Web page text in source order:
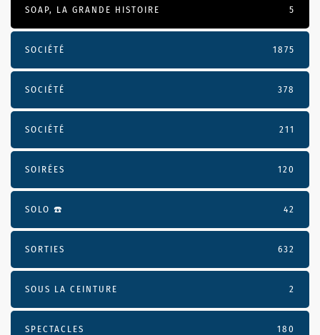
SOAP, LA GRANDE HISTOIRE 5
SOCIÉTÉ 1875
SOCIÉTÉ 378
SOCIÉTÉ 211
SOIRÉES 120
SOLO ☎️ 42
SORTIES 632
SOUS LA CEINTURE 2
SPECTACLES 180